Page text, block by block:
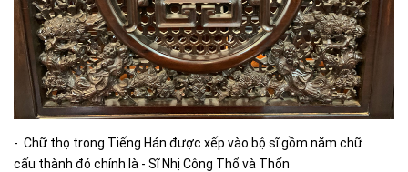
- Chữ thọ trong Tiếng Hán được xếp vào bộ sĩ gồm năm chữ
cấu thành đó chính là - Sĩ Nhị Công Thổ và Thốn